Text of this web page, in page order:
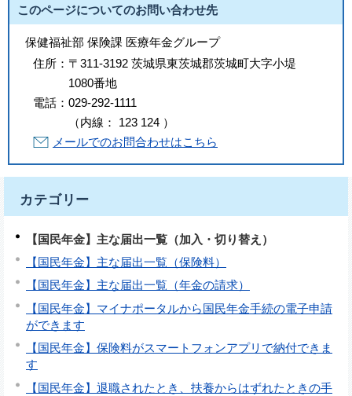
このページについてのお問い合わせ先
保健福祉部 保険課 医療年金グループ
住所： 〒311-3192 茨城県東茨城郡茨城町大字小堤
1080番地
電話： 029-292-1111
（内線 ： 123 124 ）
メールでのお問合わせはこちら
カテゴリー
【国民年金】主な届出一覧（加入・切り替え）
【国民年金】主な届出一覧（保険料）
【国民年金】主な届出一覧（年金の請求）
【国民年金】マイナポータルから国民年金手続の電子申請
ができます
【国民年金】保険料がスマートフォンアプリで納付できま
す
【国民年金】退職されたとき、扶養からはずれたときの手